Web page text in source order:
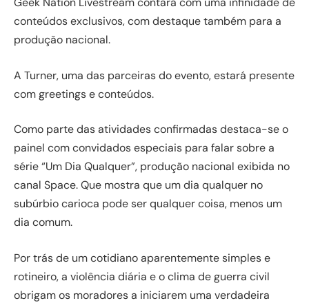
conteúdos exclusivos, com destaque também para a
produção nacional.
A Turner, uma das parceiras do evento, estará presente
com greetings e conteúdos.
Como parte das atividades confirmadas destaca-se o
painel com convidados especiais para falar sobre a
série “Um Dia Qualquer”, produção nacional exibida no
canal Space. Que mostra que um dia qualquer no
subúrbio carioca pode ser qualquer coisa, menos um
dia comum.
Por trás de um cotidiano aparentemente simples e
rotineiro, a violência diária e o clima de guerra civil
obrigam os moradores a iniciarem uma verdadeira